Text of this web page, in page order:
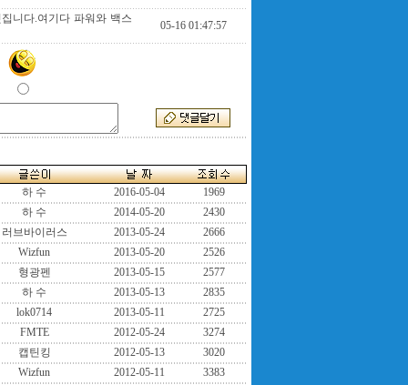
니다.여기다 파워와 백스
05-16 01:47:57
하 수 2016-05-04
1969
하 수 2014-05-20
2430
러브바이러스 2013-05-24
2666
Wizfun 2013-05-20
2526
형광펜 2013-05-15
2577
하 수 2013-05-13
2835
lok0714 2013-05-11
2725
FMTE 2012-05-24
3274
캡틴킹 2012-05-13
3020
Wizfun 2012-05-11
3383